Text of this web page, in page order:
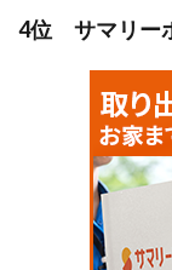
4位 サマリー